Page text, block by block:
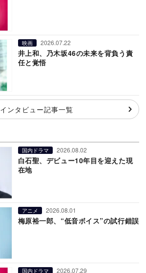
映画 2026.07.22
井上和、乃木坂46の未来を背負う責
任と覚悟
インタビュー記事一覧
国内ドラマ 2026.08.02
白石聖、デビュー10年目を迎えた現
在地
アニメ 2026.08.01
梅原裕一郎、“低音ボイス”の試行錯誤
国内ドラマ 2026.07.29